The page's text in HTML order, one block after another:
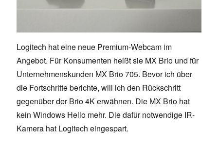
Logitech hat eine neue Premium-Webcam im
Angebot. Für Konsumenten heißt sie MX Brio und für
Unternehmenskunden MX Brio 705. Bevor ich über
die Fortschritte berichte, will ich den Rückschritt
gegenüber der Brio 4K erwähnen. Die MX Brio hat
kein Windows Hello mehr. Die dafür notwendige IR-
Kamera hat Logitech eingespart.